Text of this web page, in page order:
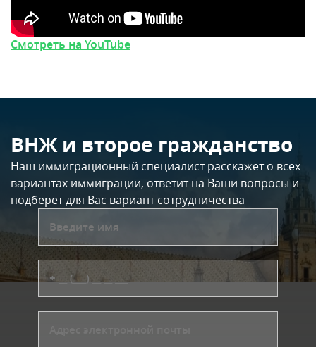
Смотреть на YouTube
ВНЖ и второе гражданство
Наш иммиграционный специалист расскажет о всех
вариантах иммиграции, ответит на Ваши вопросы и
подберет для Вас вариант сотрудничества